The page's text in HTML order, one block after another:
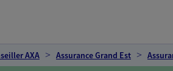
AXA Assurance Grand Est